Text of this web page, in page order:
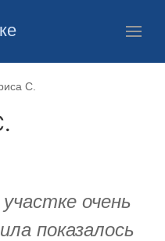
С.
очень
показалось